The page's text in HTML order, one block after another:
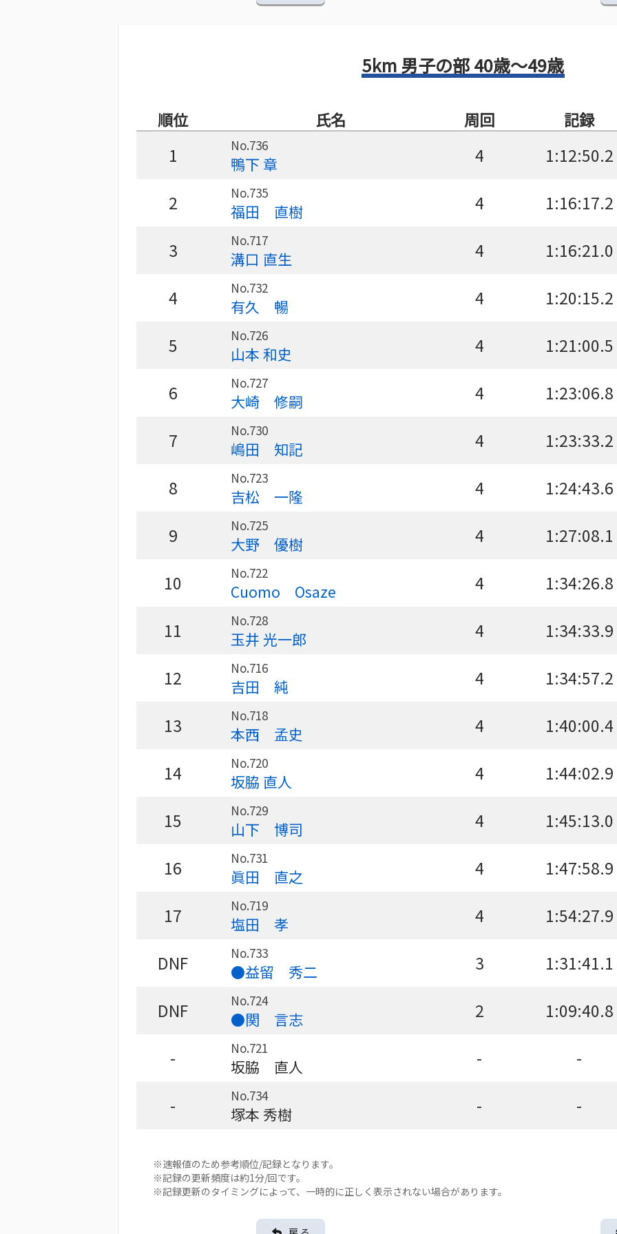
5km 男子の部 40歳～49歳
順位 氏名 周回 記録
1 No.736
鴨下 章 4 1:12:50.2
2 No.735
福田 直樹 4 1:16:17.2
3 No.717
溝口 直生 4 1:16:21.0
4 No.732
有久 暢 4 1:20:15.2
5 No.726
山本 和史 4 1:21:00.5
6 No.727
大崎 修嗣 4 1:23:06.8
7 No.730
嶋田 知記 4 1:23:33.2
8 No.723
吉松 一隆 4 1:24:43.6
9 No.725
大野 優樹 4 1:27:08.1
10 No.722
Cuomo Osaze 4 1:34:26.8
11 No.728
玉井 光一郎 4 1:34:33.9
12 No.716
吉田 純 4 1:34:57.2
13 No.718
本西 孟史 4 1:40:00.4
14 No.720
坂脇 直人 4 1:44:02.9
15 No.729
山下 博司 4 1:45:13.0
16 No.731
眞田 直之 4 1:47:58.9
17 No.719
塩田 孝 4 1:54:27.9
DNF No.733
●益留 秀二 3 1:31:41.1
DNF No.724
●関 言志 2 1:09:40.8
- No.721
坂脇 直人 - -
- No.734
塚本 秀樹 - -
※速報値のため参考順位/記録となります。
※記録の更新頻度は約1分/回です。
※記録更新のタイミングによって、一時的に正しく表示されない場合があります。